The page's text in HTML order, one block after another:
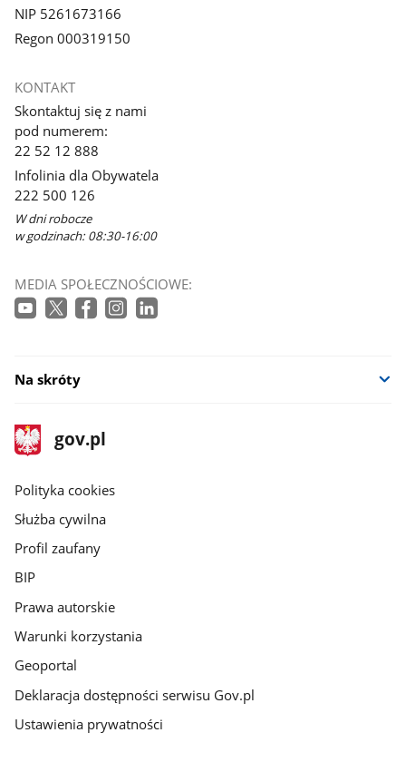
NIP 5261673166
Regon 000319150
KONTAKT
Skontaktuj się z nami
pod numerem:
22 52 12 888
Infolinia dla Obywatela
222 500 126
W dni robocze
w godzinach: 08:30-16:00
MEDIA SPOŁECZNOŚCIOWE:
Na skróty
stopka
gov.pl
Strona
gov.pl
gov.pl
Polityka cookies
Służba cywilna
Profil zaufany
BIP
Prawa autorskie
Warunki korzystania
Geoportal
Deklaracja dostępności serwisu Gov.pl
Ustawienia prywatności